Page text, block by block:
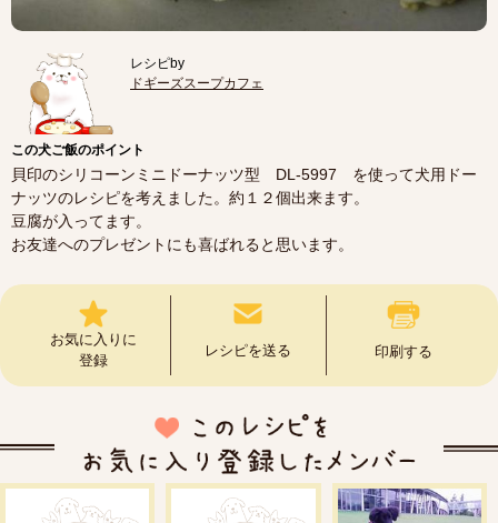
レシピby
ドギーズスープカフェ
この犬ご飯のポイント
貝印のシリコーンミニドーナッツ型 DL-5997 を使って犬用ドー
ナッツのレシピを考えました。約１２個出来ます。
豆腐が入ってます。
お友達へのプレゼントにも喜ばれると思います。
お気に入りに
登録
レシピを送る 印刷する